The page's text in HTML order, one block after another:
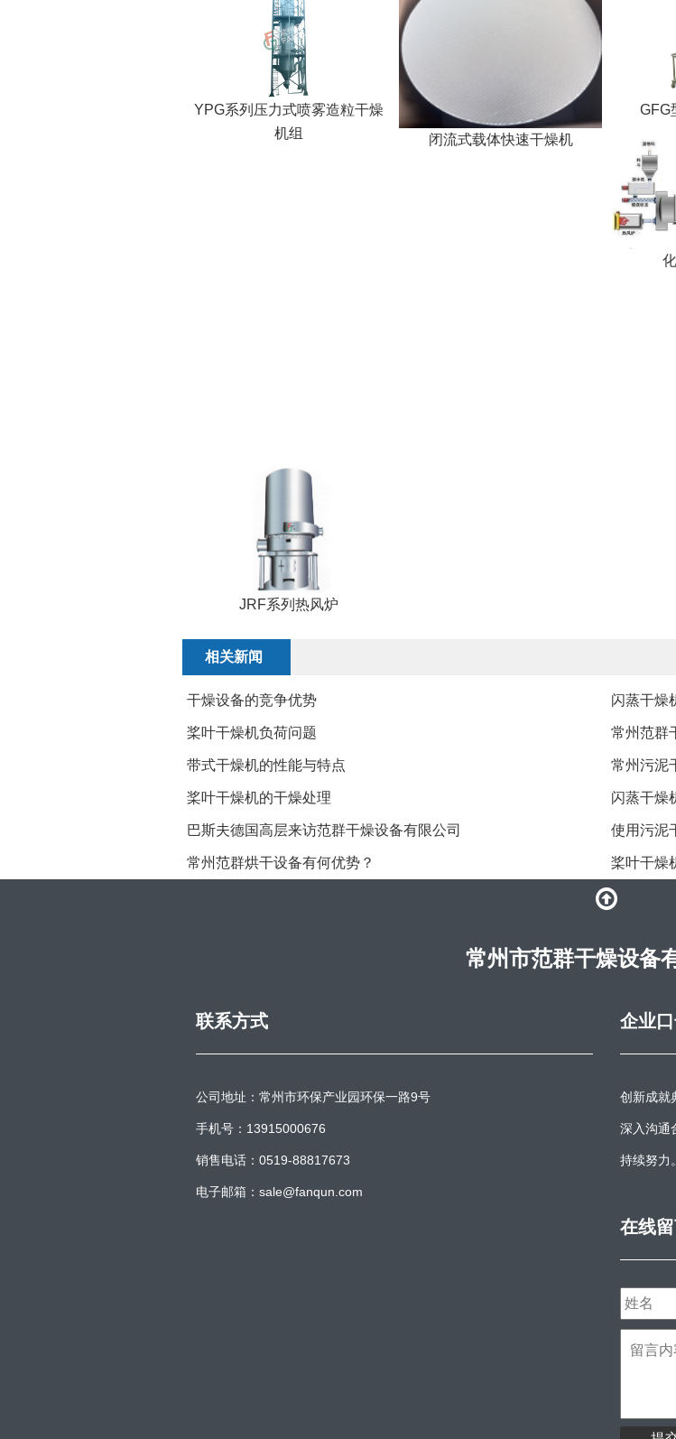
YPG系列压力式喷雾造粒干燥
机组
闭流式载体快速干燥机
GFG
JRF系列热风炉
相关新闻
干燥设备的竞争优势 闪蒸干燥
​桨叶干燥机负荷问题 常州范群
带式干燥机的性能与特点 常州污泥
桨叶干燥机的干燥处理 闪蒸干燥
巴斯夫德国高层来访范群干燥设备有限公司 使用污泥
常州范群烘干设备有何优势？ 桨叶干燥
常州市范群干燥设备
联系方式
公司地址：常州市环保产业园环保一路9号
手机号：13915000676
销售电话：0519-88817673
电子邮箱：sale@fanqun.com
企业
创新成就
深入沟通
持续努力
在线